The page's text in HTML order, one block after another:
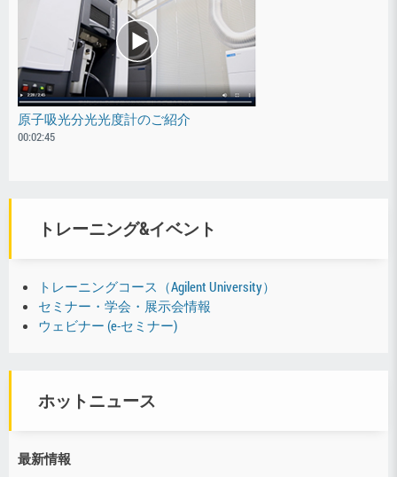
原子吸光分光光度計のご紹介
00:02:45
トレーニング&イベント
トレーニングコース（Agilent University）
セミナー・学会・展示会情報
ウェビナー (e-セミナー)
ホットニュース
最新情報